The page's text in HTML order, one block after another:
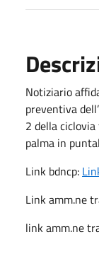
Notiziario
preventiva
2 della
palma in
Link bdncp:
Link amm.ne
link amm.ne